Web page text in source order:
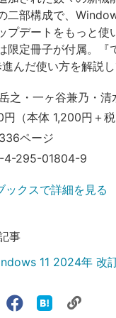
二部構成で、
プデートをもっと
限定冊子が付属。
んだ使い方を解説し
之・一ヶ谷兼乃・
（本体 1,200円＋税
ページ
4-295-01804-9
ックスで詳細を見る
事
11 2024年 改
する
旧
Facebook